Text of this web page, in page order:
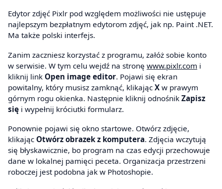
Edytor zdjęć Pixlr pod względem możliwości nie ustępuje
najlepszym bezpłatnym edytorom zdjęć, jak np. Paint .NET.
Ma także polski interfejs.
Zanim zaczniesz korzystać z programu, załóż sobie konto
w serwisie. W tym celu wejdź na stronę www.pixlr.com i
kliknij link Open image editor. Pojawi się ekran
powitalny, który musisz zamknąć, klikając X w prawym
górnym rogu okienka. Następnie kliknij odnośnik Zapisz
się i wypełnij króciutki formularz.
Ponownie pojawi się okno startowe. Otwórz zdjęcie,
klikając Otwórz obrazek z komputera. Zdjęcia wczytują
się błyskawicznie, bo program na czas edycji przechowuje
dane w lokalnej pamięci peceta. Organizacja przestrzeni
roboczej jest podobna jak w Photoshopie.